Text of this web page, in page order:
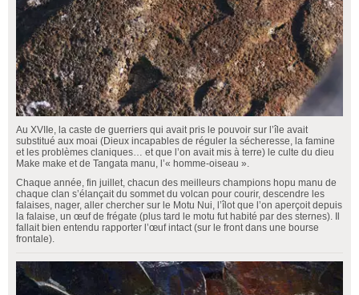
Au XVIIe, la caste de guerriers qui avait pris le pouvoir sur l’île avait
substitué aux moai (Dieux incapables de réguler la sécheresse, la famine
et les problèmes claniques… et que l’on avait mis à terre) le culte du dieu
Make make et de Tangata manu, l’« homme-oiseau ».
Chaque année, fin juillet, chacun des meilleurs champions hopu manu de
chaque clan s’élançait du sommet du volcan pour courir, descendre les
falaises, nager, aller chercher sur le Motu Nui, l’îlot que l’on aperçoit depuis
la falaise, un œuf de frégate (plus tard le motu fut habité par des sternes). Il
fallait bien entendu rapporter l’œuf intact (sur le front dans une bourse
frontale).